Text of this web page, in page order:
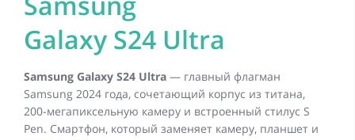
Galaxy S24 Ultra
Samsung Galaxy S24 Ultra — главный флагман
Samsung 2024 года, сочетающий корпус из титана,
200-мегапиксельную камеру и встроенный стилус S
Pen. Смартфон, который заменяет камеру, планшет и